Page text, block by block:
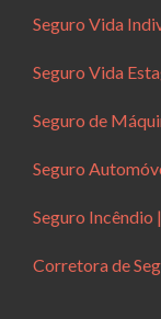
Seguro Vida
Seguro Vida
Seguro de
Seguro
Seguro
Corretora de